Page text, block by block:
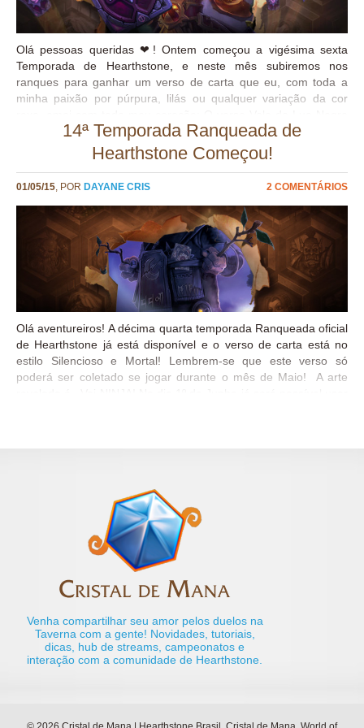
Olá pessoas queridas ❤! Ontem começou a vigésima sexta
Temporada de Hearthstone, e neste mês subiremos nos
ranques para ganhar um verso de carta que eu, com toda a
minha paixão por púrpura, lilás ou qualquer variação da cor
é uma homenagem aos bravos Protetores de Karabor, que
junto com o querido Profeta Velen cuidam deste local tão bonito
e sagrado <3. Olha só: No dia 1º de Junho já será possível
usar esse verso de carta, caso você alcance o Ranque 20. Se
precisarem de dicas, decks, e muito mais, só conferir aqui no
Cristal de Mana! Se você é iniciante pode conferir os Guias de
Decks Básicos. Ou se você é um jogador mais experiente, pode
conferir os balanços das temporadas para analisar qual a
melhor escolha no momento. Quanto mais avançar no ranque,
mais estrelas bônus você terá para a próxima...
14ª Temporada Ranqueada de
Hearthstone Começou!
01/05/15, POR DAYANE CRIS 2 COMENTÁRIOS
Olá aventureiros! A décima quarta temporada Ranqueada oficial
de Hearthstone já está disponível e o verso de carta está no
estilo Silencioso e Mortal! Lembrem-se que este verso só
poderá ser coletado se jogar durante o mês de Maio! A arte
Garanta já o seu alcançando ranque 20 ou superior! Os
melhores 100 jogadores lendários dessa temporada
acumularão pontos para classificar-se para o Torneio Mundial
de Hearthstone. Hora de aprimorar nossas habilidades de
ninjutsu! Ah! Cuidado para não serem pegos hein! Até os mais
silenciosos são possíveis de se rastrear <3...
Venha compartilhar seu amor pelos duelos na
Taverna com a gente! Novidades, tutoriais,
dicas, hub de streams, campeonatos e
interação com a comunidade de Hearthstone.